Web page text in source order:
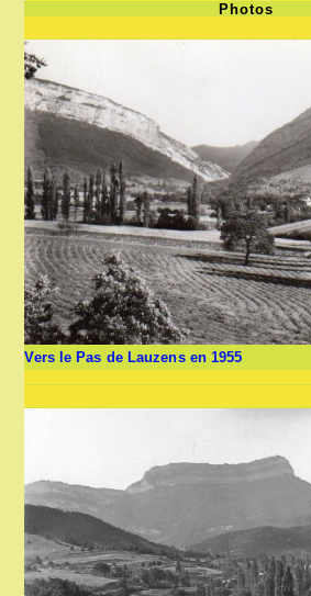
Photos
Vers le Pas de Lauzens en 1955